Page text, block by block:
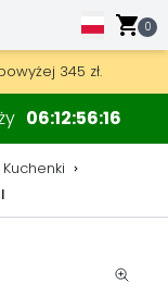
0
345 zł.
i dekoracje.
06125616
Kuchenki